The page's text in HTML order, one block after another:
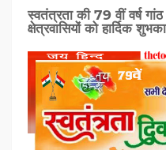
स्वतंत्रता की 79 वीं वर्ष
क्षेत्रवासियों को हार्दिक